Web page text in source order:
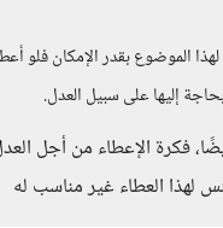
الموضوع بقدر الإمكان
إليها على سبيل العدل.
فكرة الإعطاء من أجل
لهذا العطاء غير مناسب له